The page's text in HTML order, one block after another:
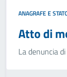
ANAGRAFE E
Atto di
La denuncia